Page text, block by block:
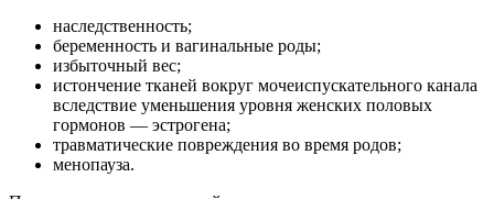
наследственность;
беременность и вагинальные роды;
избыточный вес;
истончение тканей вокруг мочеиспускательного канала
вследствие уменьшения уровня женских половых
гормонов — эстрогена;
травматические повреждения во время родов;
менопауза.